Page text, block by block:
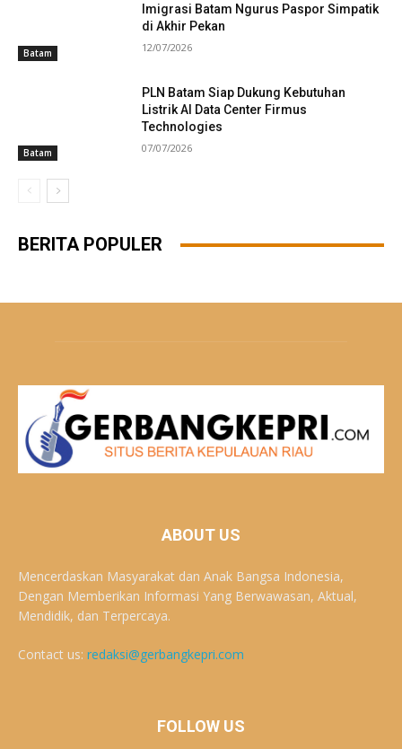
Batam
Imigrasi Batam Ngurus Paspor Simpatik
di Akhir Pekan
12/07/2026
Batam
PLN Batam Siap Dukung Kebutuhan
Listrik AI Data Center Firmus
Technologies
07/07/2026
BERITA POPULER
ABOUT US
Mencerdaskan Masyarakat dan Anak Bangsa Indonesia,
Dengan Memberikan Informasi Yang Berwawasan, Aktual,
Mendidik, dan Terpercaya.
Contact us: redaksi@gerbangkepri.com
FOLLOW US